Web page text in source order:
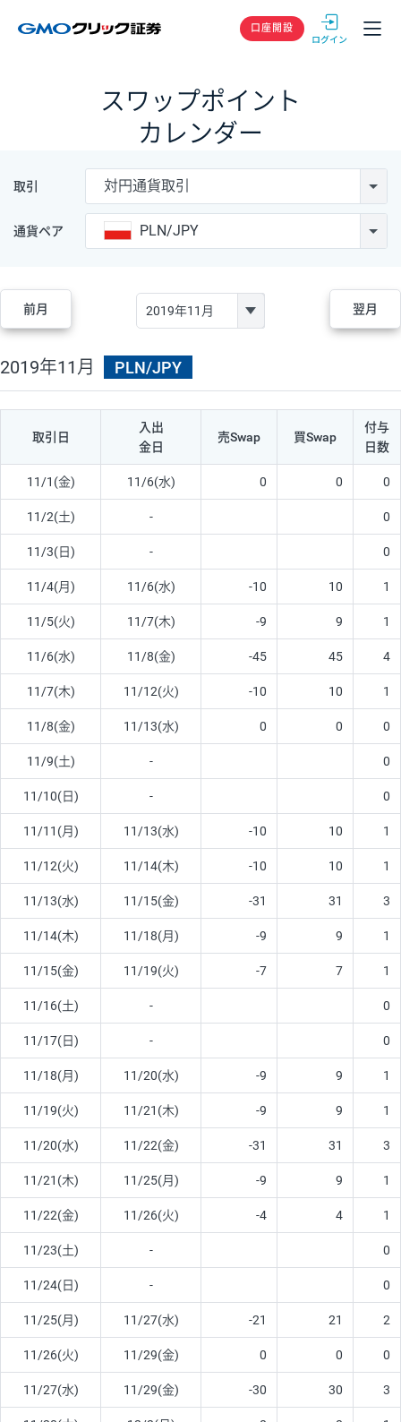
GMOクリック
口座開設
スワップポイント
カレンダー
取引 対円通貨取引
通貨ペア PLN/JPY
前月 翌月
2019年11月 PLN/JPY
取引日
入出
金日
売Swap 買Swap
付与
日数
11/1(金) 11/6(水) 0 0 0
11/2(土) - 0
11/3(日) - 0
11/4(月) 11/6(水) -10 10 1
11/5(火) 11/7(木) -9 9 1
11/6(水) 11/8(金) -45 45 4
11/7(木) 11/12(火) -10 10 1
11/8(金) 11/13(水) 0 0 0
11/9(土) - 0
11/10(日) - 0
11/11(月) 11/13(水) -10 10 1
11/12(火) 11/14(木) -10 10 1
11/13(水) 11/15(金) -31 31 3
11/14(木) 11/18(月) -9 9 1
11/15(金) 11/19(火) -7 7 1
11/16(土) - 0
11/17(日) - 0
11/18(月) 11/20(水) -9 9 1
11/19(火) 11/21(木) -9 9 1
11/20(水) 11/22(金) -31 31 3
11/21(木) 11/25(月) -9 9 1
11/22(金) 11/26(火) -4 4 1
11/23(土) - 0
11/24(日) - 0
11/25(月) 11/27(水) -21 21 2
11/26(火) 11/29(金) 0 0 0
11/27(水) 11/29(金) -30 30 3